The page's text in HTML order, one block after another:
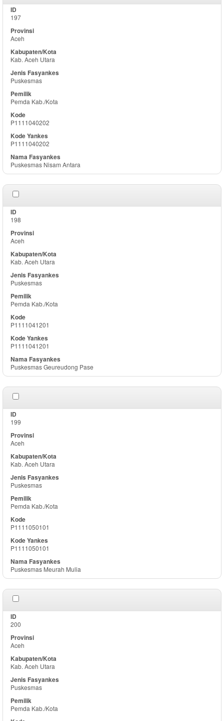
197
Aceh
Kab. Aceh Utara
Puskesmas
Pemda Kab./Kota
P1111040202
P1111040202
Puskesmas Nisam Antara
198
Aceh
Kab. Aceh Utara
Puskesmas
Pemda Kab./Kota
P1111041201
P1111041201
Puskesmas Geureudong Pase
199
Aceh
Kab. Aceh Utara
Puskesmas
Pemda Kab./Kota
P1111050101
P1111050101
Puskesmas Meurah Mulia
200
Aceh
Kab. Aceh Utara
Puskesmas
Pemda Kab./Kota